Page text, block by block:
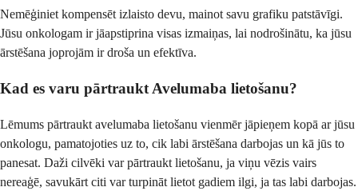
Nemēģiniet kompensēt izlaisto devu, mainot savu grafiku patstāvīgi.
Jūsu onkologam ir jāapstiprina visas izmaiņas, lai nodrošinātu, ka jūsu
ārstēšana joprojām ir droša un efektīva.
Kad es varu pārtraukt Avelumaba lietošanu?
Lēmums pārtraukt avelumaba lietošanu vienmēr jāpieņem kopā ar jūsu
onkologu, pamatojoties uz to, cik labi ārstēšana darbojas un kā jūs to
panesat. Daži cilvēki var pārtraukt lietošanu, ja viņu vēzis vairs
nereaģē, savukārt citi var turpināt lietot gadiem ilgi, ja tas labi darbojas.